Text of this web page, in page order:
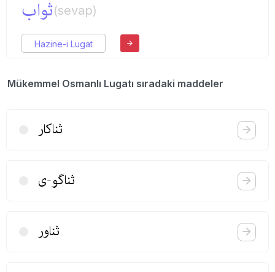
ثواب(sevap)
Hazine-i Lugat
Mükemmel Osmanlı Lugatı sıradaki maddeler
ثناكار
ثناگو-ی
ثناور